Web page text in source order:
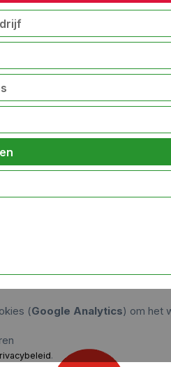
(Google Analytics) om het
.